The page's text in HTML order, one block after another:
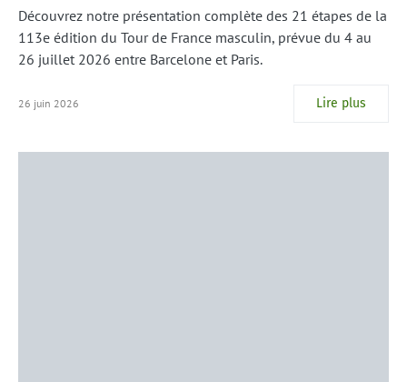
Découvrez notre présentation complète des 21 étapes de la
113e édition du Tour de France masculin, prévue du 4 au
26 juillet 2026 entre Barcelone et Paris.
26 juin 2026 Lire plus